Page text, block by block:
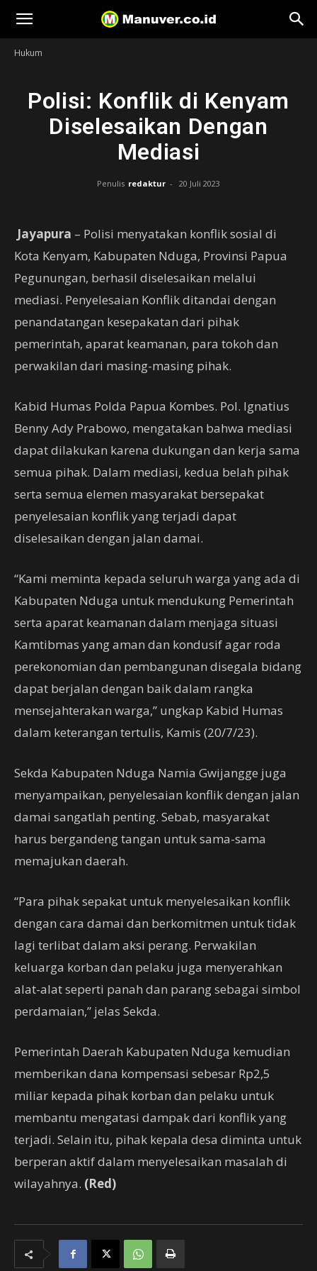
Manuver
Hukum
Polisi: Konflik di Kenyam
Diselesaikan Dengan
Mediasi
Penulis redaktur - 20 Juli 2023
Jayapura – Polisi menyatakan konflik sosial di
Kota Kenyam, Kabupaten Nduga, Provinsi Papua
Pegunungan, berhasil diselesaikan melalui
mediasi. Penyelesaian Konflik ditandai dengan
penandatangan kesepakatan dari pihak
pemerintah, aparat keamanan, para tokoh dan
perwakilan dari masing-masing pihak.
Kabid Humas Polda Papua Kombes. Pol. Ignatius
Benny Ady Prabowo, mengatakan bahwa mediasi
dapat dilakukan karena dukungan dan kerja sama
semua pihak. Dalam mediasi, kedua belah pihak
serta semua elemen masyarakat bersepakat
penyelesaian konflik yang terjadi dapat
diselesaikan dengan jalan damai.
“Kami meminta kepada seluruh warga yang ada di
Kabupaten Nduga untuk mendukung Pemerintah
serta aparat keamanan dalam menjaga situasi
Kamtibmas yang aman dan kondusif agar roda
perekonomian dan pembangunan disegala bidang
dapat berjalan dengan baik dalam rangka
mensejahterakan warga,” ungkap Kabid Humas
dalam keterangan tertulis, Kamis (20/7/23).
Sekda Kabupaten Nduga Namia Gwijangge juga
menyampaikan, penyelesaian konflik dengan jalan
damai sangatlah penting. Sebab, masyarakat
harus bergandeng tangan untuk sama-sama
memajukan daerah.
“Para pihak sepakat untuk menyelesaikan konflik
dengan cara damai dan berkomitmen untuk tidak
lagi terlibat dalam aksi perang. Perwakilan
keluarga korban dan pelaku juga menyerahkan
alat-alat seperti panah dan parang sebagai simbol
perdamaian,” jelas Sekda.
Pemerintah Daerah Kabupaten Nduga kemudian
memberikan dana kompensasi sebesar Rp2,5
miliar kepada pihak korban dan pelaku untuk
membantu mengatasi dampak dari konflik yang
terjadi. Selain itu, pihak kepala desa diminta untuk
berperan aktif dalam menyelesaikan masalah di
wilayahnya. (Red)